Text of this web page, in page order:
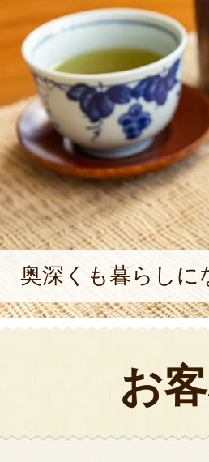
奥深くも暮らしに
お